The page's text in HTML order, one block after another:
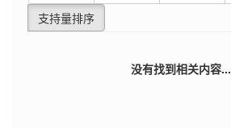
支持量排序
没有找到相关内容...